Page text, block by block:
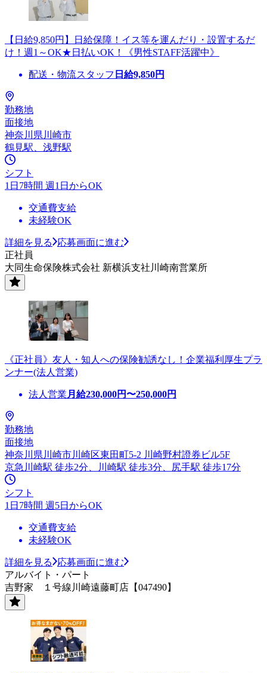
【日給9,850円】日給保障！イス等を運んだり・設置するだ
け！週1～OK★日払いOK！《男性STAFF活躍中》
配送・物流スタッフ 日給9,850円
勤務地
面接地
神奈川県川崎市
鶴見駅、浅野駅
シフト
1日7時間 週1日からOK
交通費支給
未経験OK
詳細を見る
応募画面に進む
正社員
大同生命保険株式会社 新横浜支社川崎南営業所
《正社員》友人・知人への保険勧誘なし！企業福利厚生プラ
ンナー(法人営業)
法人営業 月給230,000円〜250,000円
勤務地
面接地
神奈川県川崎市川崎区東田町5-2 川崎野村證券ビル5F
京急川崎駅 徒歩2分、川崎駅 徒歩3分、尻手駅 徒歩17分
シフト
1日7時間 週5日からOK
交通費支給
未経験OK
詳細を見る
応募画面に進む
アルバイト・パート
吉野家 １号線川崎遠藤町店【047490】